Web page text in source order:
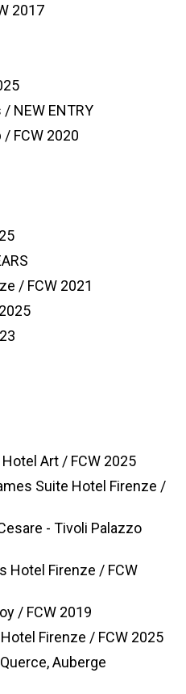
2017
NEW ENTRY
FCW 2020
/ FCW 2021
Art / FCW 2025
Suite Hotel Firenze /
- Tivoli Palazzo
Hotel Firenze / FCW
/ FCW 2019
Firenze / FCW 2025
Auberge